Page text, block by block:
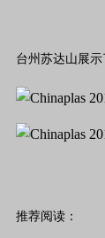
台州苏达山展示
推荐阅读：